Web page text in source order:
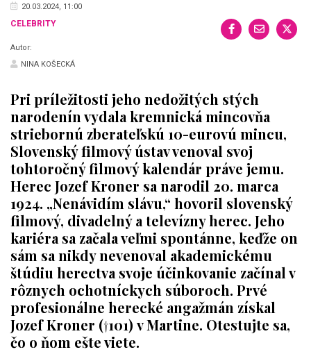
20.03.2024, 11:00
CELEBRITY
Autor:
NINA KOŠECKÁ
Pri príležitosti jeho nedožitých stých
narodenín vydala kremnická mincovňa
striebornú zberateľskú 10-eurovú mincu,
Slovenský filmový ústav venoval svoj
tohtoročný filmový kalendár práve jemu.
Herec Jozef Kroner sa narodil 20. marca
1924. „Nenávidím slávu,“ hovoril slovenský
filmový, divadelný a televízny herec. Jeho
kariéra sa začala veľmi spontánne, keďže on
sám sa nikdy nevenoval akademickému
štúdiu herectva svoje účinkovanie začínal v
rôznych ochotníckych súboroch. Prvé
profesionálne herecké angažmán získal
Jozef Kroner (†101) v Martine. Otestujte sa,
čo o ňom ešte viete.